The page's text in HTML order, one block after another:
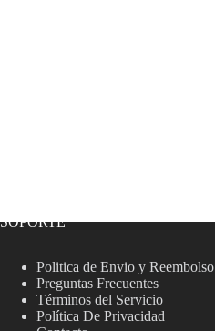
SOPORTE
Politica de Envio y Reembolso
Preguntas Frecuentes
Términos del Servicio
Política De Privacidad